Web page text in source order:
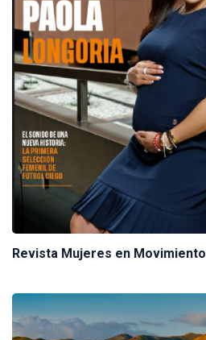
Revista Mujeres en Movimiento